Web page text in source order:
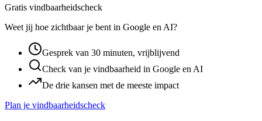
Gratis vindbaarheidscheck
Weet jij hoe zichtbaar je bent in Google en AI?
Gesprek van 30 minuten, vrijblijvend
Check van je vindbaarheid in Google en AI
De drie kansen met de meeste impact
Plan je vindbaarheidscheck